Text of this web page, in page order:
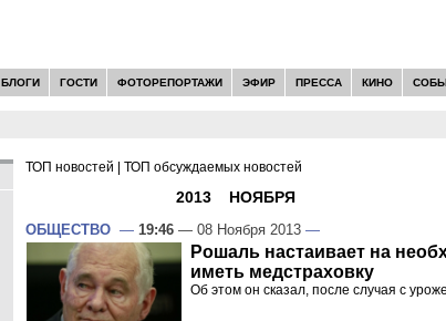
БЛОГИ ГОСТИ ФОТОРЕПОРТАЖИ ЭФИР ПРЕССА КИНО
ТОП новостей ТОП обсуждаемых новостей
2013 НОЯБРЯ
ОБЩЕСТВО — 19:46 — 08 Ноября 2013 —
Рошаль настаивает на
иметь медстраховку
Об этом он сказал, после случая с